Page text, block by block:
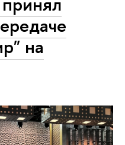
на